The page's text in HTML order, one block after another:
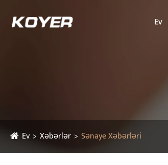
Ev
Ev Xəbərlər Sənaye Xəbərləri